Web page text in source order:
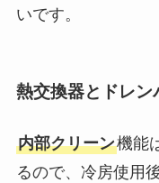
いです。
熱交換器とドレン
内部クリーン機能
るので、冷房使用